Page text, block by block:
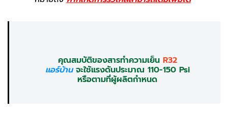
คุณสมบัติของสารทำความเย็น R32
แอร์บ้านจะใช้แรงดันประมาณ 110-150 Psi
หรือตามที่ผู้ผลิตกำหนด